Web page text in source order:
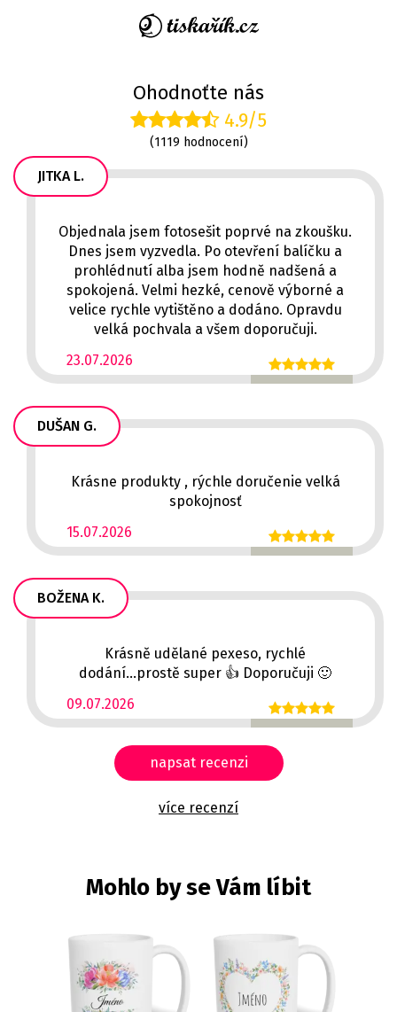
Ohodnoťte nás
4.9/5
(1119 hodnocení)
JITKA L.
23.07.2026
Objednala jsem fotosešit poprvé na zkoušku.
Dnes jsem vyzvedla. Po otevření balíčku a
prohlédnutí alba jsem hodně nadšená a
spokojená. Velmi hezké, cenově výborné a
velice rychle vytištěno a dodáno. Opravdu
velká pochvala a všem doporučuji.
DUŠAN G.
15.07.2026
Krásne produkty , rýchle doručenie velká
spokojnosť
BOŽENA K.
09.07.2026
Krásně udělané pexeso, rychlé
dodání...prostě super 👍 Doporučuji 🙂
napsat recenzi
více recenzí
Mohlo by se Vám líbit